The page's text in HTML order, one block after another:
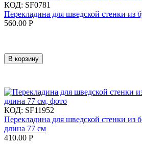
КОД: SF0781
Перекладина для шведской стенки из
560.00 Р
В корзину
КОД: SF11952
Перекладина для шведской стенки из
длина 77 см
410.00 Р